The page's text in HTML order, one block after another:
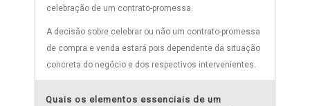
celebração de um contrato-promessa.
A decisão sobre celebrar ou não um contrato-promessa
de compra e venda estará pois dependente da situação
concreta do negócio e dos respectivos intervenientes.
Quais os elementos essenciais de um